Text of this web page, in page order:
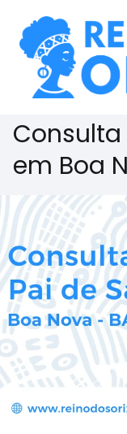
em Boa